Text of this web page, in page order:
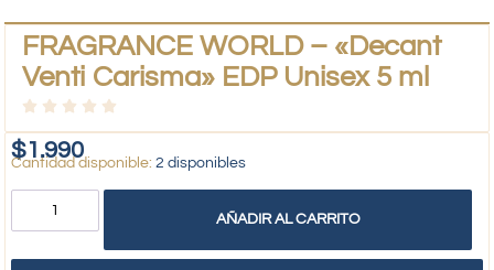
FRAGRANCE WORLD – «Decant
Venti Carisma» EDP Unisex 5 ml
$1.990 2 disponibles
AÑADIR AL CARRITO